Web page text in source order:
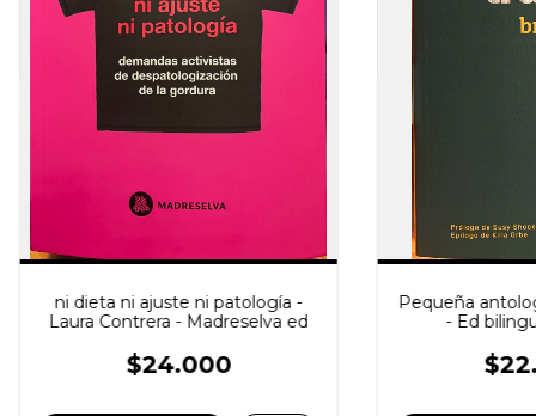
ni dieta ni ajuste ni patología -
Laura Contrera - Madreselva ed
$24.000
Pequeña
- Ed